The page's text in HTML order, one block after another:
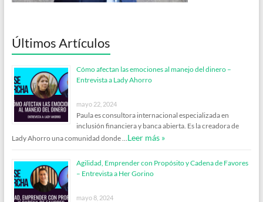
Últimos Artículos
Cómo afectan las emociones al manejo del dinero –
Entrevista a Lady Ahorro
mayo 22, 2024
Paula es consultora internacional especializada en
inclusión financiera y banca abierta. Es la creadora de
Lady Ahorro una comunidad donde … Leer más »
Agilidad, Emprender con Propósito y Cadena de Favores
– Entrevista a Her Gorino
mayo 8, 2024